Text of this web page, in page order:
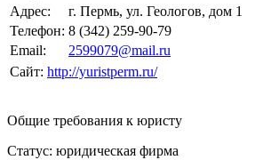
Адрес:
г. Пермь, ул. Геологов, дом 1
Телефон: 8 (342) 259-90-79
Email:
2599079@mail.ru
Сайт: http://yuristperm.ru/
Общие требования к юристу
Статус: юридическая фирма